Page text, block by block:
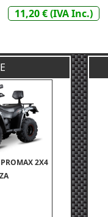
11,20 € (IVA Inc.)
2X4